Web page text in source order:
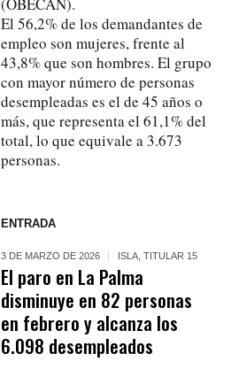
El 56,2% de los demandantes de
empleo son mujeres, frente al
43,8% que son hombres. El grupo
con mayor número de personas
desempleadas es el de 45 años o
más, que representa el 61,1% del
total, lo que equivale a 3.673
personas.
ENTRADA
3 DE MARZO DE 2026 ISLA ,TITULAR 15
El paro en La Palma
disminuye en 82 personas
en febrero y alcanza los
6.098 desempleados